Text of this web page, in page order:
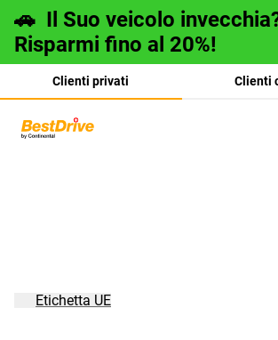
🚗 Il Suo veicolo
Risparmi fino al 20%!
Clienti privati Clienti
Etichetta UE